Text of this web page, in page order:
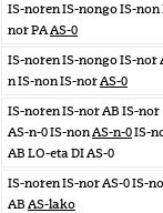
IS-noren IS-nongo IS-non
nor PAAS-0
IS-noren IS-nongo IS-nor
n IS-non IS-norAS-0
IS-noren IS-nor AB IS-nor
AS-n-0 IS-nonAS-n-0IS-
AB LO-eta DI AS-0
IS-noren IS-nor AS-0 IS-
AB AS-lako